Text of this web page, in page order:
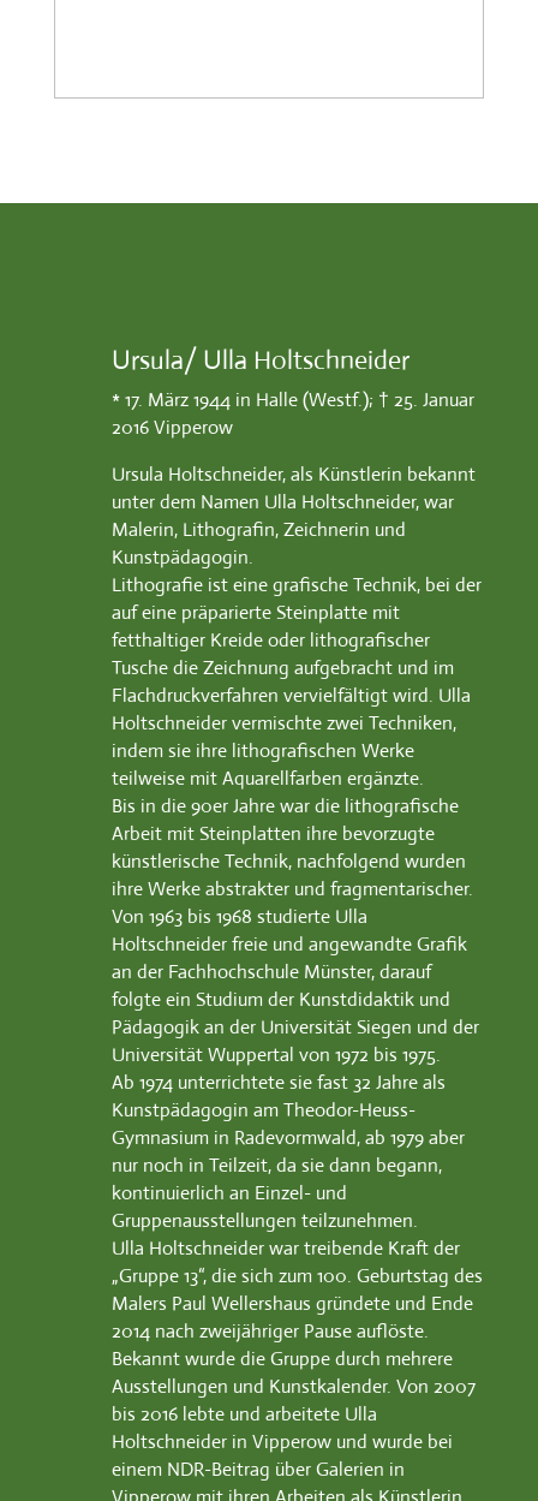
Ursula/ Ulla Holtschneider
* 17. März 1944 in Halle (Westf.); † 25. Januar
2016 Vipperow
Ursula Holtschneider, als Künstlerin bekannt
unter dem Namen Ulla Holtschneider, war
Malerin, Lithografin, Zeichnerin und
Kunstpädagogin.
Lithografie ist eine grafische Technik, bei der
auf eine präparierte Steinplatte mit
fetthaltiger Kreide oder lithografischer
Tusche die Zeichnung aufgebracht und im
Flachdruckverfahren vervielfältigt wird. Ulla
Holtschneider vermischte zwei Techniken,
indem sie ihre lithografischen Werke
teilweise mit Aquarellfarben ergänzte.
Bis in die 90er Jahre war die lithografische
Arbeit mit Steinplatten ihre bevorzugte
künstlerische Technik, nachfolgend wurden
ihre Werke abstrakter und fragmentarischer.
Von 1963 bis 1968 studierte Ulla
Holtschneider freie und angewandte Grafik
an der Fachhochschule Münster, darauf
folgte ein Studium der Kunstdidaktik und
Pädagogik an der Universität Siegen und der
Universität Wuppertal von 1972 bis 1975.
Ab 1974 unterrichtete sie fast 32 Jahre als
Kunstpädagogin am Theodor-Heuss-
Gymnasium in Radevormwald, ab 1979 aber
nur noch in Teilzeit, da sie dann begann,
kontinuierlich an Einzel- und
Gruppenausstellungen teilzunehmen.
Ulla Holtschneider war treibende Kraft der
„Gruppe 13“, die sich zum 100. Geburtstag des
Malers Paul Wellershaus gründete und Ende
2014 nach zweijähriger Pause auflöste.
Bekannt wurde die Gruppe durch mehrere
Ausstellungen und Kunstkalender. Von 2007
bis 2016 lebte und arbeitete Ulla
Holtschneider in Vipperow und wurde bei
einem NDR-Beitrag über Galerien in